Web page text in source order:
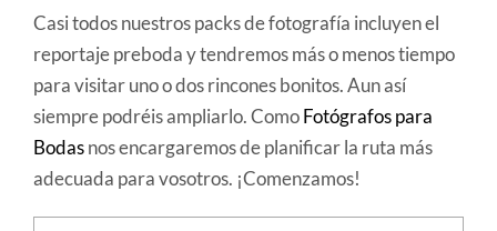
Casi todos nuestros packs de fotografía incluyen el
reportaje preboda y tendremos más o menos tiempo
para visitar uno o dos rincones bonitos. Aun así
siempre podréis ampliarlo. ComoFotógrafos para
Bodasnos encargaremos de planificar la ruta más
adecuada para vosotros. ¡Comenzamos!